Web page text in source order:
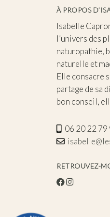
À PROPOS
Isabelle
l’univers des
naturopathie,
naturelle et
Elle consacre
partage de sa
bon conseil,
06 20 22 79
RETROUVEZ-